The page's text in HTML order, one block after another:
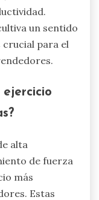
un sentido
crucial para el
alta
de fuerza
más
Estas